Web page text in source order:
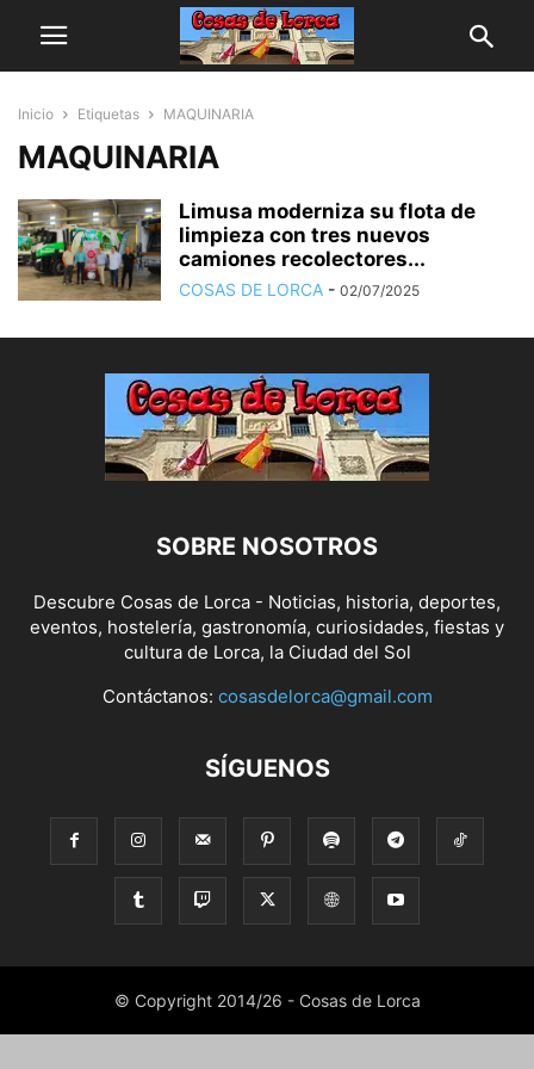
Inicio Etiquetas MAQUINARIA
MAQUINARIA
Limusa moderniza su flota de
limpieza con tres nuevos
camiones recolectores...
COSAS DE LORCA - 02/07/2025
SOBRE NOSOTROS
Descubre Cosas de Lorca - Noticias, historia, deportes,
eventos, hostelería, gastronomía, curiosidades, fiestas y
cultura de Lorca, la Ciudad del Sol
Contáctanos: cosasdelorca@gmail.com
SÍGUENOS
© Copyright 2014/26 - Cosas de Lorca